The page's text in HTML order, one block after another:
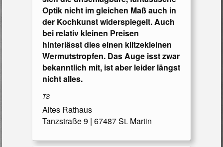
Optik nicht im gleichen Maß auch in
der Kochkunst widerspiegelt. Auch
bei relativ kleinen Preisen
hinterlässt dies einen klitzekleinen
Wermutstropfen. Das Auge isst zwar
bekanntlich mit, ist aber leider längst
nicht alles.
TS
Altes Rathaus
Tanzstraße 9 | 67487 St. Martin